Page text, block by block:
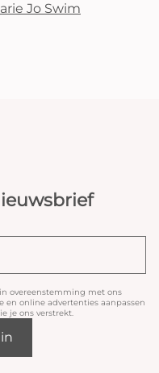
Jo Swim
overeenstemming met ons
en online advertenties aanpassen
je ons verstrekt.